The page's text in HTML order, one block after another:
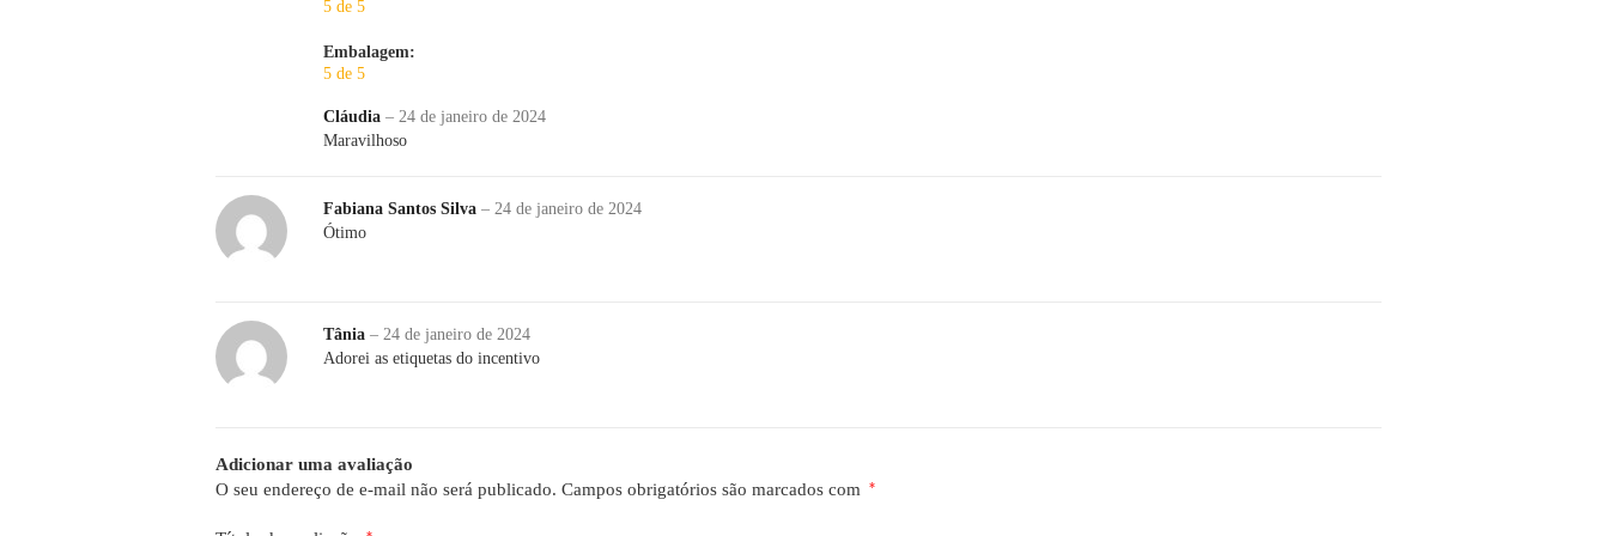
5 de 5
Embalagem:
5 de 5
Cláudia – 24 de janeiro de 2024
Maravilhoso
Fabiana Santos Silva – 24 de janeiro de 2024
Ótimo
Tânia – 24 de janeiro de 2024
Adorei as etiquetas do incentivo
Adicionar uma avaliação
O seu endereço de e-mail não será publicado. Campos obrigatórios são marcados com *